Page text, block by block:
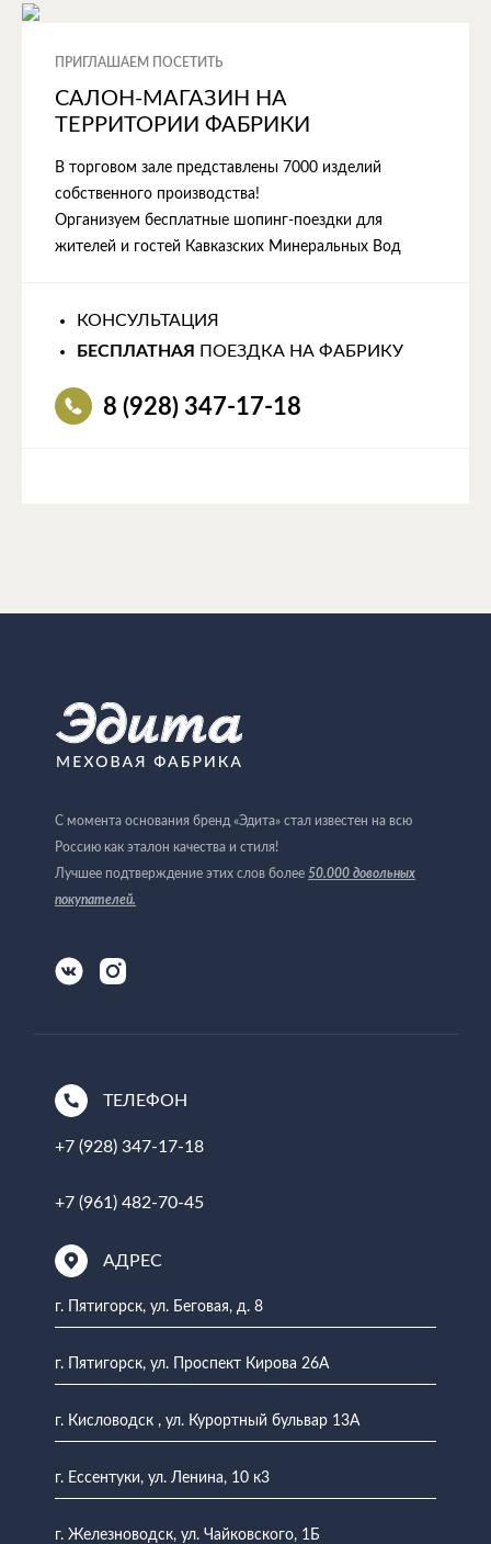
ПРИГЛАШАЕМ ПОСЕТИТЬ
САЛОН-МАГАЗИН НА
ТЕРРИТОРИИ ФАБРИКИ
В торговом зале представлены 7000 изделий
собственного производства!
Организуем бесплатные шопинг-поездки для
жителей и гостей Кавказских Минеральных Вод
КОНСУЛЬТАЦИЯ
БЕСПЛАТНАЯ
ПОЕЗДКА НА ФАБРИКУ
8 (928) 347-17-18
С момента основания бренд «Эдита» стал известен на всю
Россию как эталон качества и стиля!
Лучшее подтверждение этих слов более 50.000 довольных
покупателей.
ТЕЛЕФОН
+7 (928) 347-17-18
+7 (961) 482-70-45
АДРЕС
г. Пятигорск, ул. Беговая, д. 8
г. Пятигорск, ул. Проспект Кирова 26А
г. Кисловодск , ул. Курортный бульвар 13А
г. Ессентуки, ул. Ленина, 10 к3
г. Железноводск, ул. Чайковского, 1Б